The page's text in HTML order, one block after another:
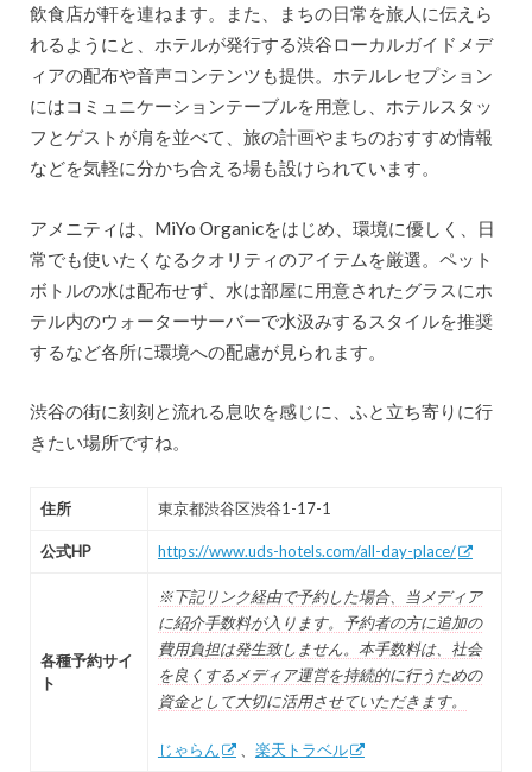
飲食店が軒を連ねます。また、まちの日常を旅人に伝えら
れるようにと、ホテルが発行する渋谷ローカルガイドメデ
ィアの配布や音声コンテンツも提供。ホテルレセプション
にはコミュニケーションテーブルを用意し、ホテルスタッ
フとゲストが肩を並べて、旅の計画やまちのおすすめ情報
などを気軽に分かち合える場も設けられています。
アメニティは、MiYo Organicをはじめ、環境に優しく、日
常でも使いたくなるクオリティのアイテムを厳選。ペット
ボトルの水は配布せず、水は部屋に用意されたグラスにホ
テル内のウォーターサーバーで水汲みするスタイルを推奨
するなど各所に環境への配慮が見られます。
渋谷の街に刻刻と流れる息吹を感じに、ふと立ち寄りに行
きたい場所ですね。
住所 東京都渋谷区渋谷1-17-1
公式HP https://www.uds-hotels.com/all-day-place/
各種予約サイ
ト
※下記リンク経由で予約した場合、当メディア
に紹介手数料が入ります。予約者の方に追加の
費用負担は発生致しません。本手数料は、社会
を良くするメディア運営を持続的に行うための
資金として大切に活用させていただきます。
じゃらん 楽天トラベル